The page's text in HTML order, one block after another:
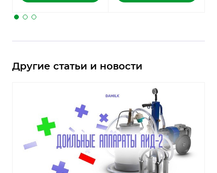
Другие статьи и новости